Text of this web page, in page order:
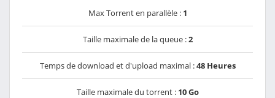
Max Torrent en parallèle : 1
Taille maximale de la queue :2
Temps de download et d'upload maximal :48 Heures
Taille maximale du torrent : 10 Go